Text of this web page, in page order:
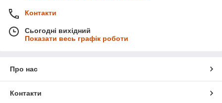
Контакти
Сьогодні вихідний
Показати весь графік роботи
Про нас
Контакти